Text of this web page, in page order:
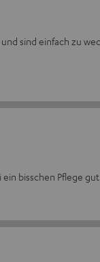
sind einfach zu
bisschen Pflege